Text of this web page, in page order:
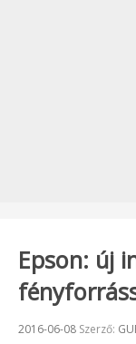
Epson: új
Beküldve:
2016-06-08 Szerző: